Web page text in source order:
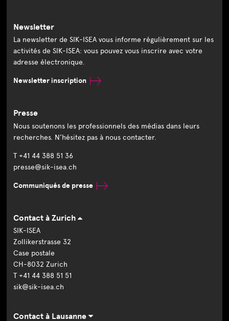
Newsletter
La newsletter de SIK-ISEA vous informe régulièrement sur les
activités de SIK-ISEA: vous pouvez vous inscrire avec votre
adresse électronique.
Newsletter inscription
Presse
Nous soutenons les professionnels des médias dans leurs
recherches. N’hésitez pas à nous contacter.
T +41 44 388 51 36
presse@sik-isea.ch
Communiqués de presse
Contact à Zurich
SIK-ISEA
Zollikerstrasse 32
Case postale
CH-8032 Zurich
T +41 44 388 51 51
sik@sik-isea.ch
Contact à Lausanne